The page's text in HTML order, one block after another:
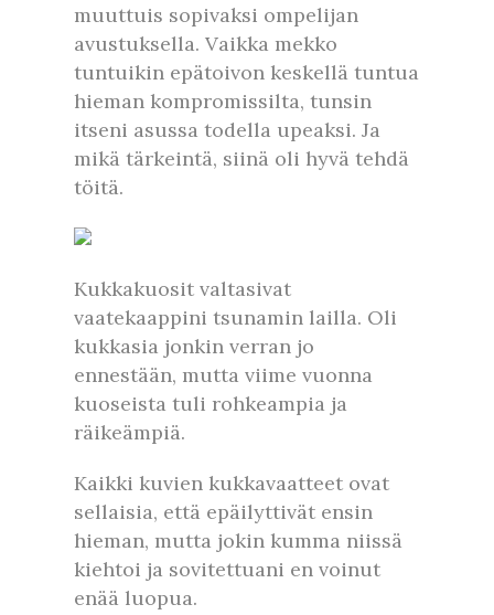
muuttuis sopivaksi ompelijan
avustuksella. Vaikka mekko
tuntuikin epätoivon keskellä tuntua
hieman kompromissilta, tunsin
itseni asussa todella upeaksi. Ja
mikä tärkeintä, siinä oli hyvä tehdä
töitä.
Kukkakuosit valtasivat
vaatekaappini tsunamin lailla. Oli
kukkasia jonkin verran jo
ennestään, mutta viime vuonna
kuoseista tuli rohkeampia ja
räikeämpiä.
Kaikki kuvien kukkavaatteet ovat
sellaisia, että epäilyttivät ensin
hieman, mutta jokin kumma niissä
kiehtoi ja sovitettuani en voinut
enää luopua.